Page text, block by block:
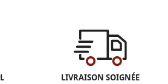
LIVRAISON SOIGNÉE